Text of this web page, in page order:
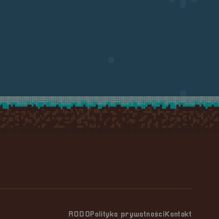
RODO Polityka prywatności Kontakt